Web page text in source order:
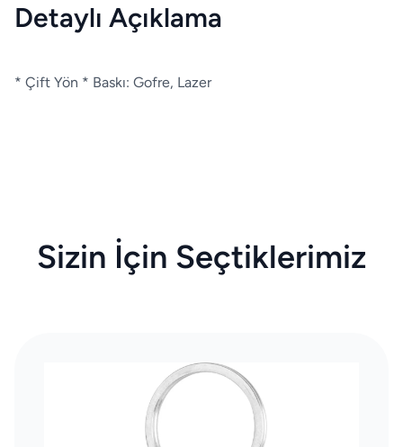
Detaylı Açıklama
* Çift Yön * Baskı: Gofre, Lazer
Sizin İçin Seçtiklerimiz